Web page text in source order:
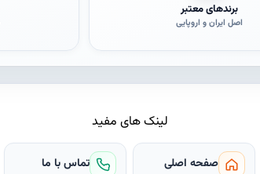
برندهای معتبر
اصل ایران و اروپایی
لینک های مفید
صفحه اصلی تماس با ما